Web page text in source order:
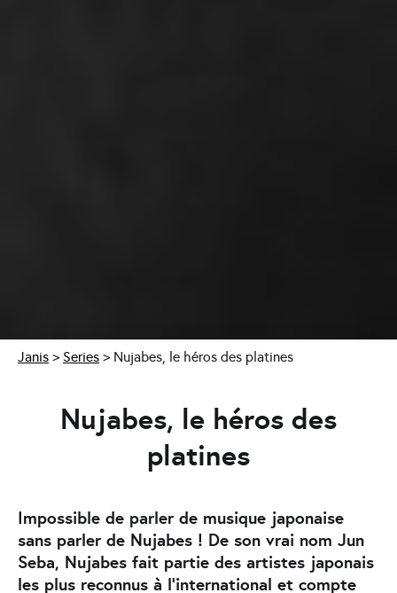
Janis > Series > Nujabes, le héros des platines
Nujabes, le héros des
platines
Impossible de parler de musique japonaise
sans parler de Nujabes ! De son vrai nom Jun
Seba, Nujabes fait partie des artistes japonais
les plus reconnus à l’international et compte